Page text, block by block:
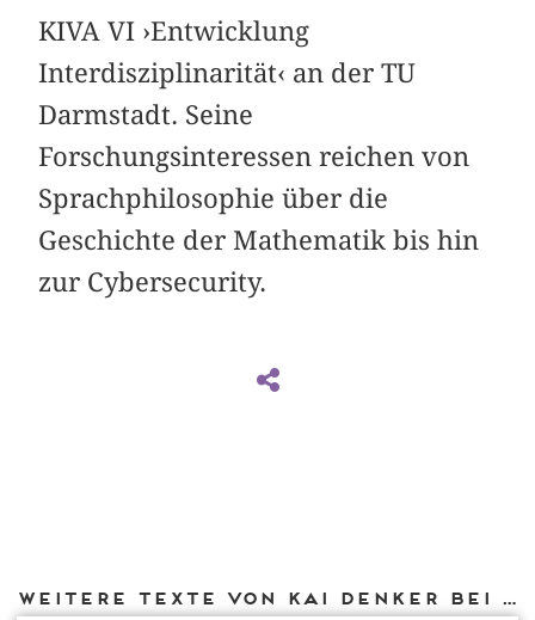
KIVA VI ›Entwicklung
Interdisziplinarität‹ an der TU
Darmstadt. Seine
Forschungsinteressen reichen von
Sprachphilosophie über die
Geschichte der Mathematik bis hin
zur Cybersecurity.
Weitere Texte von Kai Denker bei DIAPHANES